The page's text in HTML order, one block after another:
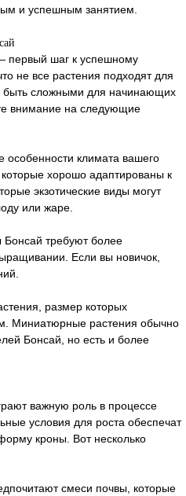
и успешным занятием.
первый шаг к успешному
не все растения подходят для
быть сложными для начинающих
внимание на следующие
особенности климата вашего
хорошо адаптированы к
экзотические виды могут
или жаре.
Бонсай требуют более
Если вы новичок,
размер которых
Миниатюрные растения обычно
Бонсай, но есть и более
важную роль в процессе
условия для роста обеспечат
кроны. Вот несколько
смеси почвы, которые